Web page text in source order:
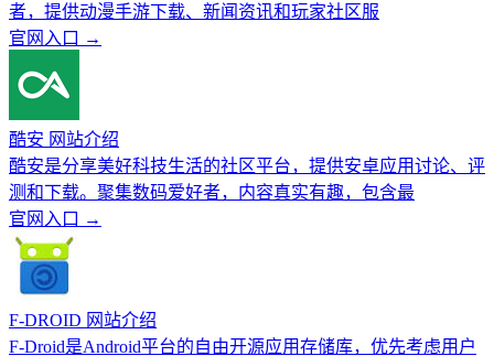
者，提供动漫手游下载、新闻资讯和玩家社区服
官网入口 →
酷安 网站介绍
酷安是分享美好科技生活的社区平台，提供安卓应用讨论、评
测和下载。聚集数码爱好者，内容真实有趣，包含最
官网入口 →
F-DROID 网站介绍
F-Droid是Android平台的自由开源应用存储库，优先考虑用户